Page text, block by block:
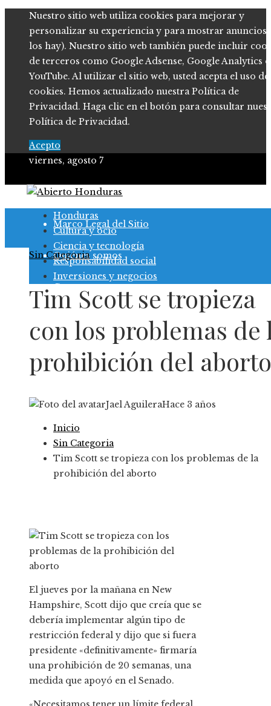
Nuestro sitio web utiliza cookies para mejorar y
personalizar su experiencia y para mostrar anuncios
los hay). Nuestro sitio web también puede incluir
de terceros como Google Adsense, Google Analytics o
YouTube. Al utilizar el sitio web, usted acepta el uso de
cookies. Hemos actualizado nuestra Política de
Privacidad. Haga clic en el botón para consultar
Política de Privacidad.
Acepto
viernes, agosto 7
Política de Privacidad
Marco Legal del Sitio
Quiénes somos
Contacto
Honduras
Cultura y ocio
Ciencia y tecnología
Responsabilidad social
Inversiones y negocios
Sin Categoria
Tim Scott se tropieza
con los problemas de
prohibición del aborto
Jael AguileraHace 3 años
Inicio
Sin Categoria
Tim Scott se tropieza con los problemas de la
prohibición del aborto
El jueves por la mañana en New
Hampshire, Scott dijo que creía que se
debería implementar algún tipo de
restricción federal y dijo que si fuera
presidente «definitivamente» firmaría
una prohibición de 20 semanas, una
medida que apoyó en el Senado.